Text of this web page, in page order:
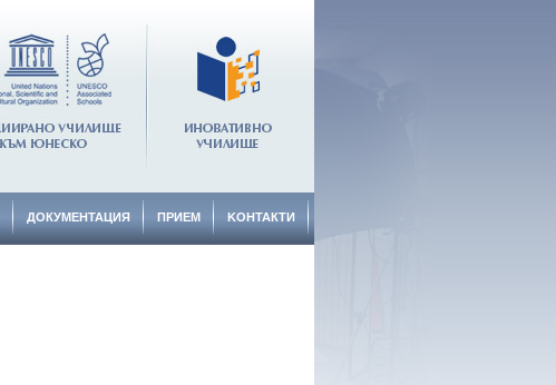
ДОКУМЕНТАЦИЯ ПРИЕМ KОНТАКТИ